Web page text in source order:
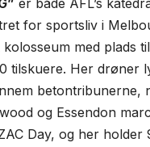
er både AFL’s
for sportsliv i
kolosseum med plads
tilskuere. Her drøner
betontribunerne,
og Essendon
Day, og her holder